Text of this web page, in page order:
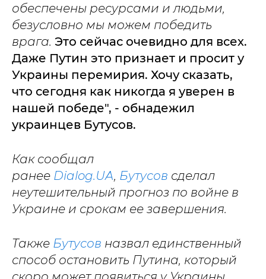
обеспечены ресурсами и людьми,
безусловно мы можем победить
врага. Это сейчас очевидно для всех.
Даже Путин это признает и просит у
Украины перемирия. Хочу сказать,
что сегодня как никогда я уверен в
нашей победе", - обнадежил
украинцев Бутусов.
Как сообщал
ранее Dialog.UA, Бутусов сделал
неутешительный прогноз по войне в
Украине и срокам ее завершения.
Также Бутусов назвал единственный
способ остановить Путина, который